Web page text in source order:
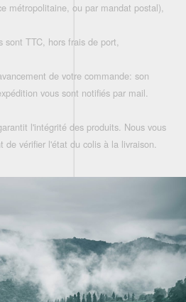
métropolitaine, ou par mandat postal),
sont TTC, hors frais de port,
de votre commande: son
vous sont notifiés par mail.
l'intégrité des produits. Nous vous
de vérifier l'état du colis à la livraison.